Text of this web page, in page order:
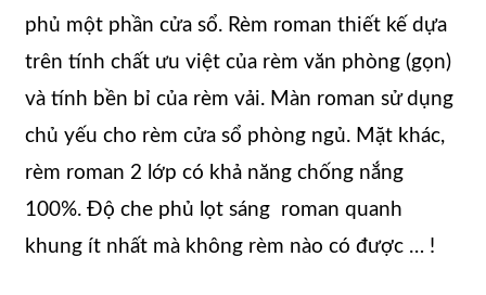
phủ một phần cửa sổ. Rèm roman thiết kế dựa
trên tính chất ưu việt của rèm văn phòng (gọn)
và tính bền bỉ của rèm vải. Màn roman sử dụng
chủ yếu cho rèm cửa sổ phòng ngủ. Mặt khác,
rèm roman 2 lớp có khả năng chống nắng
100%. Độ che phủ lọt sáng roman quanh
khung ít nhất mà không rèm nào có được … !